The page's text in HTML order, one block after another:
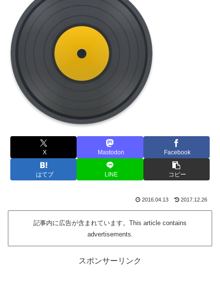
X Mastodon Facebook
はてブ LINE コピー
2016.04.13 2017.12.26
記事内に広告が含まれています。This article contains
advertisements.
スポンサーリンク